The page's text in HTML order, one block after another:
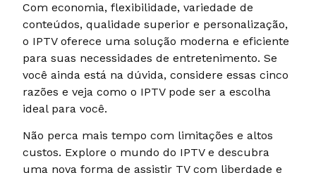
Com economia, flexibilidade, variedade de
conteúdos, qualidade superior e personalização,
o IPTV oferece uma solução moderna e eficiente
para suas necessidades de entretenimento. Se
você ainda está na dúvida, considere essas cinco
razões e veja como o IPTV pode ser a escolha
ideal para você.
Não perca mais tempo com limitações e altos
custos. Explore o mundo do IPTV e descubra
uma nova forma de assistir TV com liberdade e